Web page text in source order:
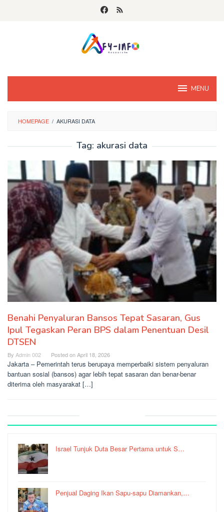
MENU
HOMEPAGE / AKURASI DATA
Tag: akurasi data
Benahi Penyaluran Bansos Tepat Sasaran, Gus
Ipul Tegaskan Peran BPS dalam Penentuan Desil
DTSEN
By Admin 002 Posted onApril 18, 2026
Jakarta – Pemerintah terus berupaya memperbaiki sistem penyaluran
bantuan sosial (bansos) agar lebih tepat sasaran dan benar-benar
diterima oleh masyarakat […]
Israel Tunjuk Duta Besar Pertama untuk S…
Penjual Daging Ikan Sapu-sapu Diamankan,…